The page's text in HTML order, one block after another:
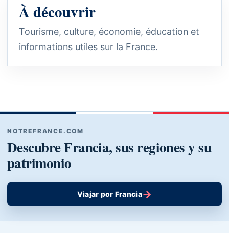
À découvrir
Tourisme, culture, économie, éducation et
informations utiles sur la France.
NOTREFRANCE.COM
Descubre Francia, sus regiones y su
patrimonio
Viajar por Francia→